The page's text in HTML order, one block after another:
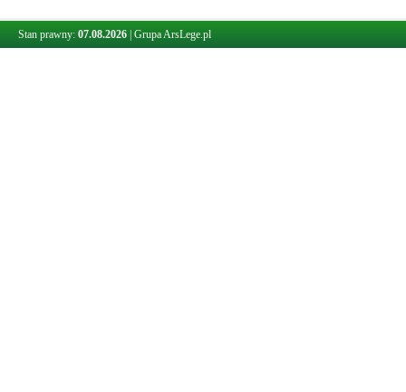
Stan prawny: 07.08.2026 Grupa ArsLege.pl